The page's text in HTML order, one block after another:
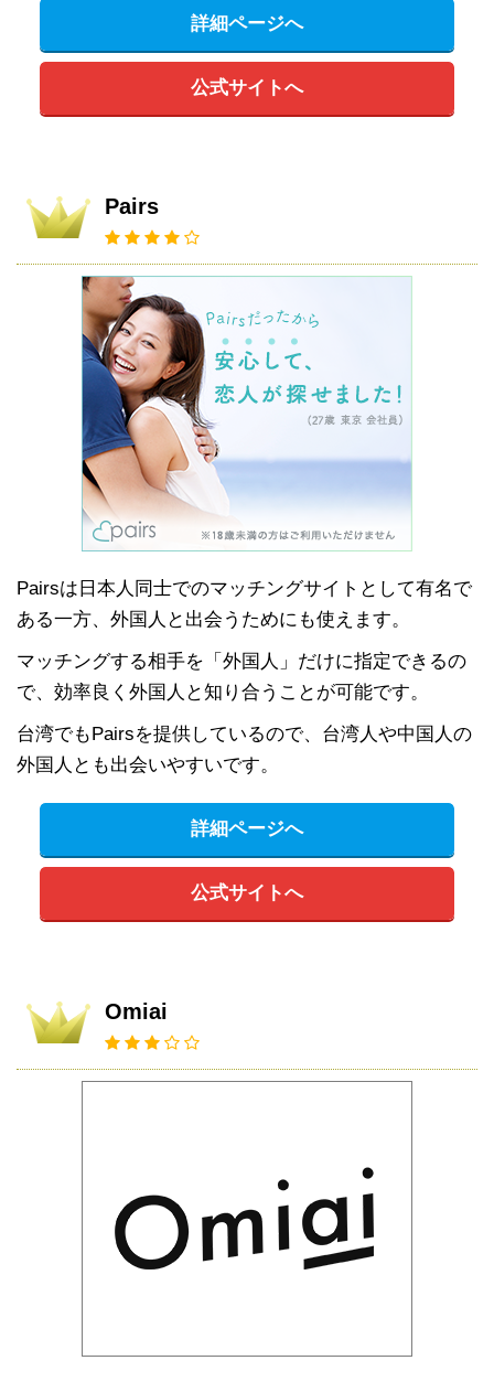
詳細ページへ
公式サイトへ
Pairs
Pairsは日本人同士でのマッチングサイトとして有名で
ある一方、外国人と出会うためにも使えます。
マッチングする相手を「外国人」だけに指定できるの
で、効率良く外国人と知り合うことが可能です。
台湾でもPairsを提供しているので、台湾人や中国人の
外国人とも出会いやすいです。
詳細ページへ
公式サイトへ
Omiai